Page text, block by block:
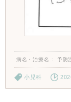
病名・治療名 予防
小児科